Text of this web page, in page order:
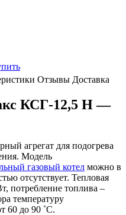
Отзывы Доставка
КСГ-12,5 Н —
агрегат для подогрева
Модель
газовый котел можно в
отсутствует. Тепловая
потребление топлива –
температуру
60 до 90 ˚С.